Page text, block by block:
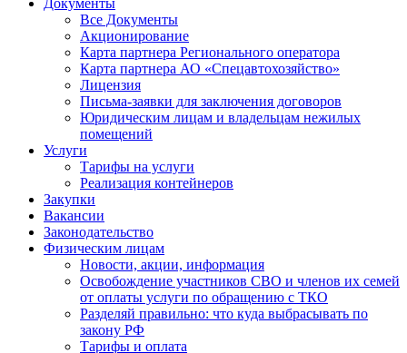
Все Документы
Акционирование
Карта партнера Регионального оператора
Карта партнера АО «Спецавтохозяйство»
Лицензия
Письма-заявки для заключения договоров
Юридическим лицам и владельцам нежилых
помещений
Услуги
Тарифы на услуги
Реализация контейнеров
Закупки
Вакансии
Законодательство
Физическим лицам
Новости, акции, информация
Освобождение участников СВО и членов их семей
от оплаты услуги по обращению с ТКО
Разделяй правильно: что куда выбрасывать по
закону РФ
Тарифы и оплата